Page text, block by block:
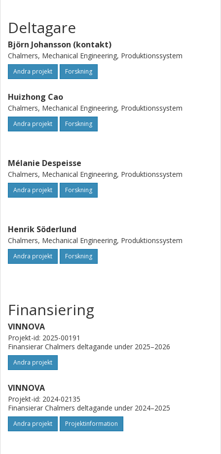
Deltagare
Björn Johansson (kontakt)
Chalmers, Mechanical Engineering, Produktionssystem
Andra projekt Forskning
Huizhong Cao
Chalmers, Mechanical Engineering, Produktionssystem
Andra projekt Forskning
Mélanie Despeisse
Chalmers, Mechanical Engineering, Produktionssystem
Andra projekt Forskning
Henrik Söderlund
Chalmers, Mechanical Engineering, Produktionssystem
Andra projekt Forskning
Finansiering
VINNOVA
Projekt-id: 2025-00191
Finansierar Chalmers deltagande under 2025–2026
Andra projekt
VINNOVA
Projekt-id: 2024-02135
Finansierar Chalmers deltagande under 2024–2025
Andra projekt Projektinformation